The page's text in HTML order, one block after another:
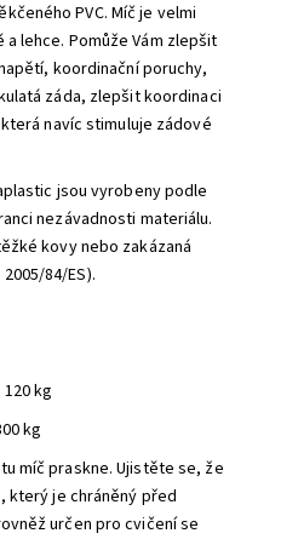
PVC. Míč je velmi
lehce. Pomůže Vám zlepšit
koordinační poruchy,
záda, zlepšit koordinaci
navíc stimuluje zádové
jsou vyrobeny podle
nezávadnosti materiálu.
kovy nebo zakázaná
84/ES).
kg
kg
míč praskne. Ujistěte se, že
který je chráněný před
určen pro cvičení se